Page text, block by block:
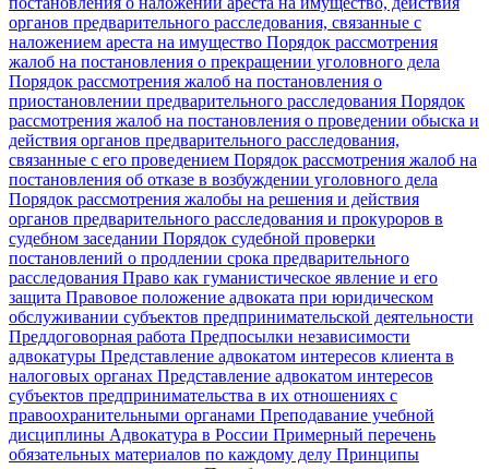
органов предварительного расследования, связанные с
наложением ареста на имущество Порядок рассмотрения
жалоб на постановления о прекращении уголовного дела
Порядок рассмотрения жалоб на постановления о
приостановлении предварительного расследования Порядок
рассмотрения жалоб на постановления о проведении обыска и
действия органов предварительного расследования,
связанные с его проведением Порядок рассмотрения жалоб на
постановления об отказе в возбуждении уголовного дела
Порядок рассмотрения жалобы на решения и действия
органов предварительного расследования и прокуроров в
судебном заседании Порядок судебной проверки
постановлений о продлении срока предварительного
расследования Право как гуманистическое явление и его
защита Правовое положение адвоката при юридическом
обслуживании субъектов предпринимательской деятельности
Преддоговорная работа Предпосылки независимости
адвокатуры Представление адвокатом интересов клиента в
налоговых органах Представление адвокатом интересов
субъектов предпринимательства в их отношениях с
правоохранительными органами Преподавание учебной
дисциплины Адвокатура в России Примерный перечень
обязательных материалов по каждому делу Принципы